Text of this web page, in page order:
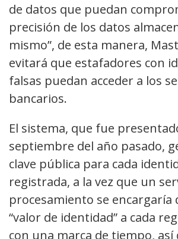
de datos que puedan
precisión de los datos
mismo”, de esta manera,
evitará que estafadores con
falsas puedan acceder a los
bancarios.
El sistema, que fue
septiembre del año pasado,
clave pública para cada
registrada, a la vez que un
procesamiento se encargaría
“valor de identidad” a cada
con una marca de tiempo, así